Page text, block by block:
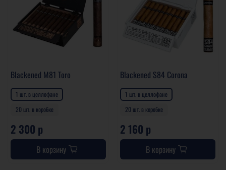
Blackened M81 Toro
1 шт. в целлофане
20 шт. в коробке
2 300 р
В корзину
Blackened S84 Corona
1 шт. в целлофане
20 шт. в коробке
2 160 р
В корзину